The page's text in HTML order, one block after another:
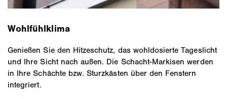
Wohlfühlklima
Genießen Sie den Hitzeschutz, das wohldosierte Tageslicht
und Ihre Sicht nach außen. Die Schacht-Markisen werden
in Ihre Schächte bzw. Sturzkästen über den Fenstern
integriert.